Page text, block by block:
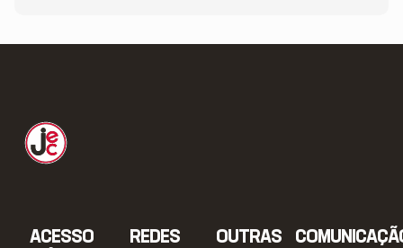
ACESSO
REDES
OUTRAS